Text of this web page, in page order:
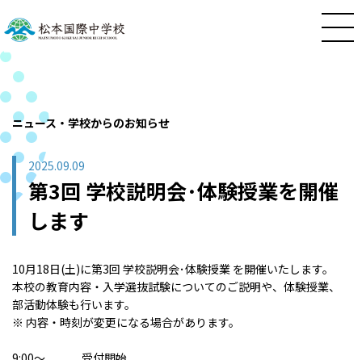
ニュース・学校からのお知らせ
2025.09.09
第3回 学校説明会･体験授業を開催
します
10月18日(土)に第3回 学校説明会･体験授業 を開催いたします。
本校の教育内容・入学選抜試験についてのご説明や、体験授業、
部活動体験も行います。
※ 内容・時刻が変更になる場合があります。